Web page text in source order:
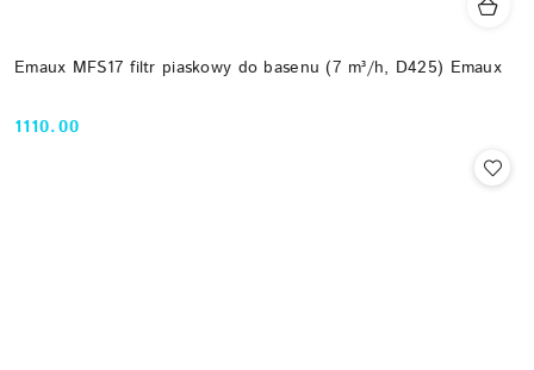
Emaux MFS17 filtr piaskowy do basenu (7 m³/h, D425) Emaux
Cena:
1110.00